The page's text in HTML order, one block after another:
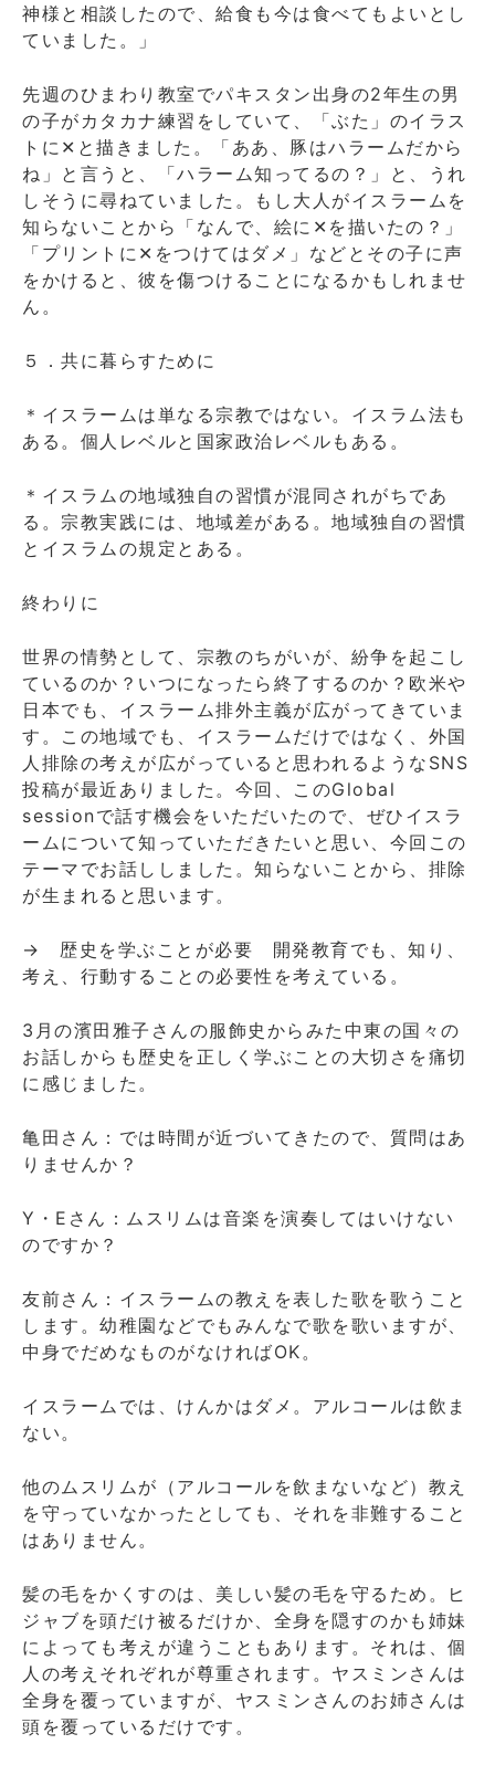
神様と相談したので、給食も今は食べてもよいとし
ていました。」
先週のひまわり教室でパキスタン出身の2年生の男
の子がカタカナ練習をしていて、「ぶた」のイラス
トに✕と描きました。「ああ、豚はハラームだから
ね」と言うと、「ハラーム知ってるの？」と、うれ
しそうに尋ねていました。もし大人がイスラームを
知らないことから「なんで、絵に✕を描いたの？」
「プリントに✕をつけてはダメ」などとその子に声
をかけると、彼を傷つけることになるかもしれませ
ん。
５．共に暮らすために
＊イスラームは単なる宗教ではない。イスラム法も
ある。個人レベルと国家政治レベルもある。
＊イスラムの地域独自の習慣が混同されがちであ
る。宗教実践には、地域差がある。地域独自の習慣
とイスラムの規定とある。
終わりに
世界の情勢として、宗教のちがいが、紛争を起こし
ているのか？いつになったら終了するのか？欧米や
日本でも、イスラーム排外主義が広がってきていま
す。この地域でも、イスラームだけではなく、外国
人排除の考えが広がっていると思われるようなSNS
投稿が最近ありました。今回、このGlobal
sessionで話す機会をいただいたので、ぜひイスラ
ームについて知っていただきたいと思い、今回この
テーマでお話ししました。知らないことから、排除
が生まれると思います。
→ 歴史を学ぶことが必要 開発教育でも、知り、
考え、行動することの必要性を考えている。
3月の濱田雅子さんの服飾史からみた中東の国々の
お話しからも歴史を正しく学ぶことの大切さを痛切
に感じました。
亀田さん：では時間が近づいてきたので、質問はあ
りませんか？
Y・Eさん：ムスリムは音楽を演奏してはいけない
のですか？
友前さん：イスラームの教えを表した歌を歌うこと
します。幼稚園などでもみんなで歌を歌いますが、
中身でだめなものがなければOK。
イスラームでは、けんかはダメ。アルコールは飲ま
ない。
他のムスリムが（アルコールを飲まないなど）教え
を守っていなかったとしても、それを非難すること
はありません。
髪の毛をかくすのは、美しい髪の毛を守るため。ヒ
ジャブを頭だけ被るだけか、全身を隠すのかも姉妹
によっても考えが違うこともあります。それは、個
人の考えそれぞれが尊重されます。ヤスミンさんは
全身を覆っていますが、ヤスミンさんのお姉さんは
頭を覆っているだけです。